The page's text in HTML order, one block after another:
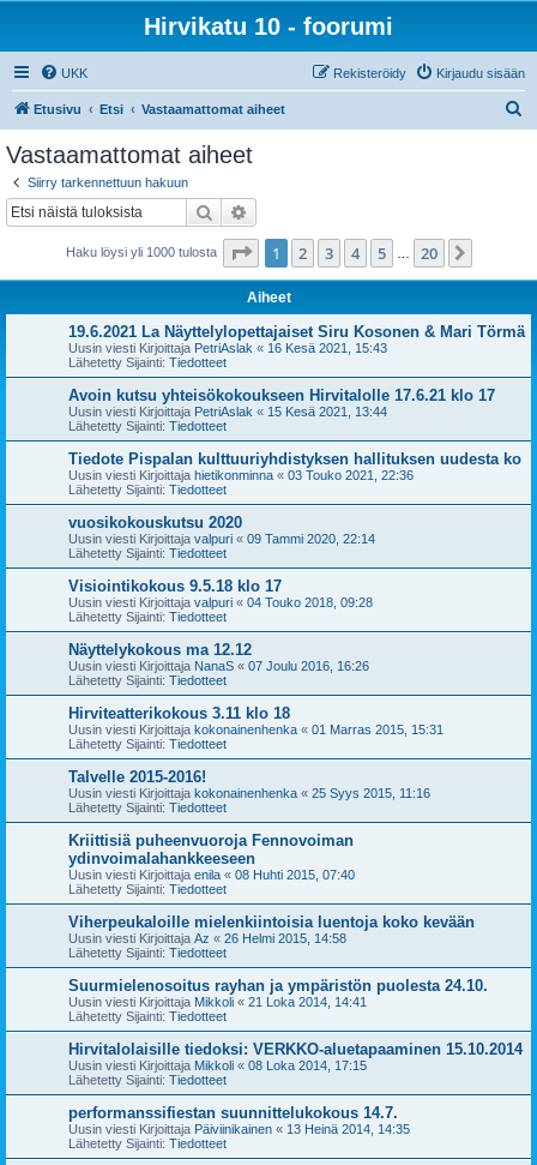
Hirvikatu 10 - foorumi
UKK Kirjaudu sisään
Rekisteröidy
Etusivu Etsi Vastaamattomat aiheet
Vastaamattomat aiheet
Siirry tarkennettuun hakuun
Etsi
Haku löysi yli 1000 tulosta Sivu /20
1 2 3 4 5 20
Aiheet
19.6.2021 La Näyttelylopettajaiset Siru Kosonen & Mari Törmä
Uusin viesti Kirjoittaja PetriAslak « 16 Kesä 2021, 15:43
Lähetetty Sijainti: Tiedotteet
Avoin kutsu yhteisökokoukseen Hirvitalolle 17.6.21 klo 17
Uusin viesti Kirjoittaja PetriAslak « 15 Kesä 2021, 13:44
Lähetetty Sijainti: Tiedotteet
Tiedote Pispalan kulttuuriyhdistyksen hallituksen uudesta ko
Uusin viesti Kirjoittaja hietikonminna « 03 Touko 2021, 22:36
Lähetetty Sijainti: Tiedotteet
vuosikokouskutsu 2020
Uusin viesti Kirjoittaja valpuri « 09 Tammi 2020, 22:14
Lähetetty Sijainti: Tiedotteet
Visiointikokous 9.5.18 klo 17
Uusin viesti Kirjoittaja valpuri « 04 Touko 2018, 09:28
Lähetetty Sijainti: Tiedotteet
Näyttelykokous ma 12.12
Uusin viesti Kirjoittaja NanaS « 07 Joulu 2016, 16:26
Lähetetty Sijainti: Tiedotteet
Hirviteatterikokous 3.11 klo 18
Uusin viesti Kirjoittaja kokonainenhenka « 01 Marras 2015, 15:31
Lähetetty Sijainti: Tiedotteet
Talvelle 2015-2016!
Uusin viesti Kirjoittaja kokonainenhenka « 25 Syys 2015, 11:16
Lähetetty Sijainti: Tiedotteet
Kriittisiä puheenvuoroja Fennovoiman
ydinvoimalahankkeeseen
Uusin viesti Kirjoittaja enila « 08 Huhti 2015, 07:40
Lähetetty Sijainti: Tiedotteet
Viherpeukaloille mielenkiintoisia luentoja koko kevään
Uusin viesti Kirjoittaja Az « 26 Helmi 2015, 14:58
Lähetetty Sijainti: Tiedotteet
Suurmielenosoitus rayhan ja ympäristön puolesta 24.10.
Uusin viesti Kirjoittaja Mikkoli « 21 Loka 2014, 14:41
Lähetetty Sijainti: Tiedotteet
Hirvitalolaisille tiedoksi: VERKKO-aluetapaaminen 15.10.2014
Uusin viesti Kirjoittaja Mikkoli « 08 Loka 2014, 17:15
Lähetetty Sijainti: Tiedotteet
performanssifiestan suunnittelukokous 14.7.
Uusin viesti Kirjoittaja Päiviinikainen « 13 Heinä 2014, 14:35
Lähetetty Sijainti: Tiedotteet